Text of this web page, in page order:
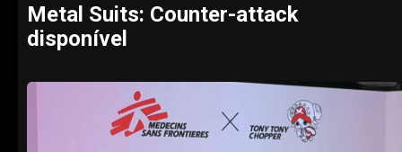
Metal Suits: Counter-attack
disponível